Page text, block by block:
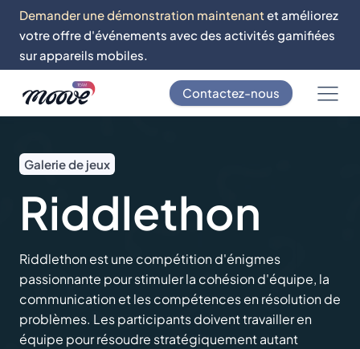
Demander une démonstration maintenant et améliorez
votre offre d'événements avec des activités gamifiées
sur appareils mobiles.
Contactez-nous
Galerie de jeux
Riddlethon
Riddlethon est une compétition d'énigmes
passionnante pour stimuler la cohésion d'équipe, la
communication et les compétences en résolution de
problèmes. Les participants doivent travailler en
équipe pour résoudre stratégiquement autant